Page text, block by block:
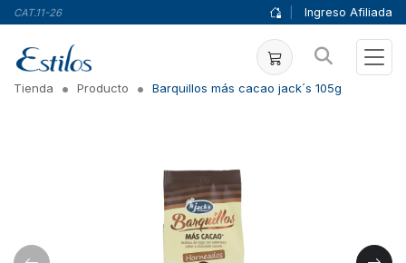
CAT.11-26 Ingreso Afiliada
Tienda Producto Barquillos más cacao jack´s 105g